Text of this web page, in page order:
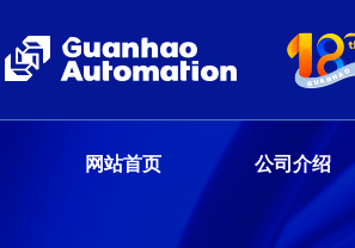
网站首页 公司介绍